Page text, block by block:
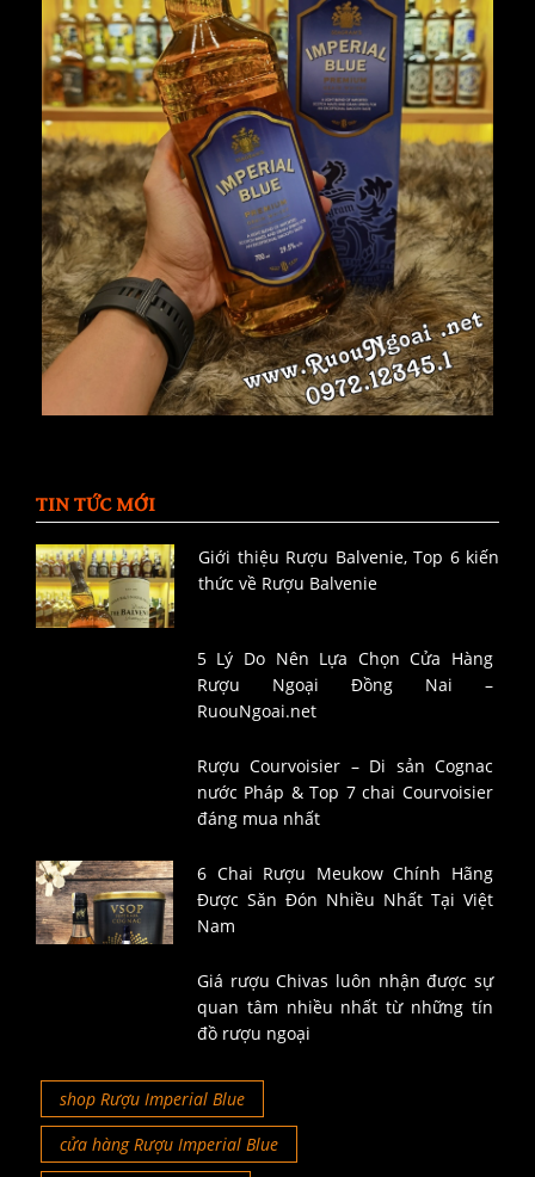
TIN TỨC MỚI
Giới thiệu Rượu Balvenie, Top 6 kiến
thức về Rượu Balvenie
5 Lý Do Nên Lựa Chọn Cửa Hàng
Rượu Ngoại Đồng Nai –
RuouNgoai.net
Rượu Courvoisier – Di sản Cognac
nước Pháp & Top 7 chai Courvoisier
đáng mua nhất
6 Chai Rượu Meukow Chính Hãng
Được Săn Đón Nhiều Nhất Tại Việt
Nam
Giá rượu Chivas luôn nhận được sự
quan tâm nhiều nhất từ những tín
đồ rượu ngoại
shop Rượu Imperial Blue
cửa hàng Rượu Imperial Blue